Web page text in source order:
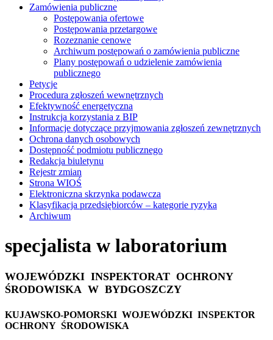
Zamówienia publiczne
Postępowania ofertowe
Postępowania przetargowe
Rozeznanie cenowe
Archiwum postępowań o zamówienia publiczne
Plany postępowań o udzielenie zamówienia
publicznego
Petycje
Procedura zgłoszeń wewnętrznych
Efektywność energetyczna
Instrukcja korzystania z BIP
Informacje dotyczące przyjmowania zgłoszeń zewnętrznych
Ochrona danych osobowych
Dostępność podmiotu publicznego
Redakcja biuletynu
Rejestr zmian
Strona WIOŚ
Elektroniczna skrzynka podawcza
Klasyfikacja przedsiębiorców – kategorie ryzyka
Archiwum
specjalista w laboratorium
WOJEWÓDZKI INSPEKTORAT OCHRONY
ŚRODOWISKA W BYDGOSZCZY
KUJAWSKO-POMORSKI WOJEWÓDZKI INSPEKTOR
OCHRONY ŚRODOWISKA